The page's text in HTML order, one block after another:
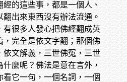
經的這些事，都是一個人、
翻出來東西沒有辦法流通。
有很多人發心把佛經翻成英
，完全是依文字翻；那個佛
依文解義，三世佛冤，三世
麼呢？佛法是意在言外，
看它一句，一個名詞，一個